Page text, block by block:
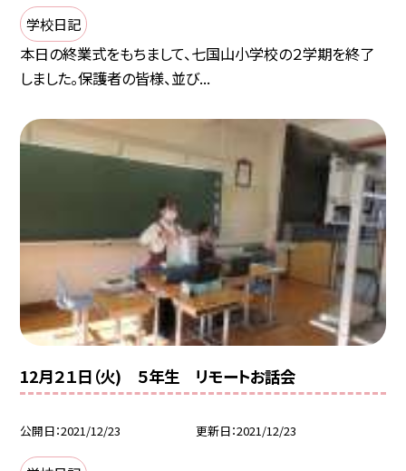
学校日記
本日の終業式をもちまして、七国山小学校の２学期を終了
しました。保護者の皆様、並び...
12月２１日（火) ５年生 リモートお話会
公開日 2021/12/23 更新日 2021/12/23